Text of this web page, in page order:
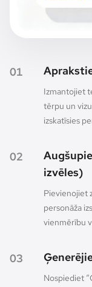
01
Izmantojiet
tērpu un
izskatīsies
02
izvēles)
Pievienojiet
personāža
vienmērību
03
Nospiediet